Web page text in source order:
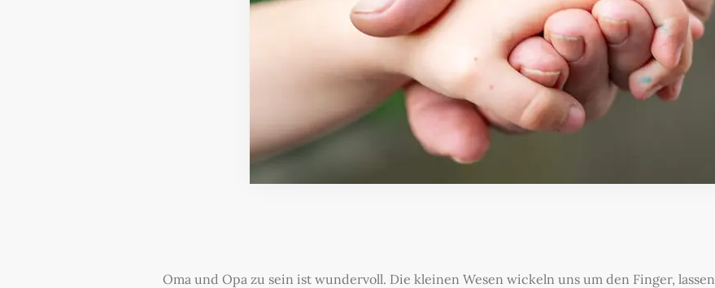
Oma und Opa zu sein ist wundervoll. Die kleinen Wesen wickeln uns um den Finger, lassen